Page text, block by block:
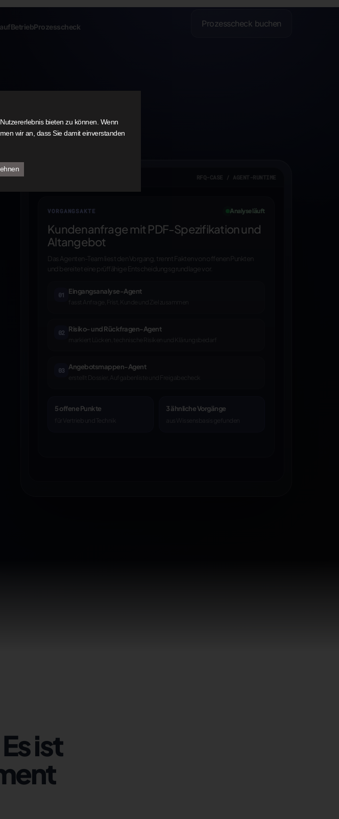
BetriebProzesscheck Prozesscheck buchen
RFQ-CASE / AGENT-RUNTIME
VORGANGSAKTE Analyse läuft
Kundenanfrage mit PDF-Spezifikation und
Altangebot
Das Agenten-Team liest den Vorgang, trennt Fakten von offenen Punkten
und bereitet eine prüffähige Entscheidungsgrundlage vor.
01 Eingangsanalyse-Agent
fasst Anfrage, Frist, Kunde und Ziel zusammen
02 Risiko- und Rückfragen-Agent
03 Angebotsmappen-Agent
5 offene Punkte
für Vertrieb und Technik
3 ähnliche Vorgänge
aus Wissensbasis gefunden
ist
bieten zu können. Wenn
wir an, dass Sie damit einverstanden